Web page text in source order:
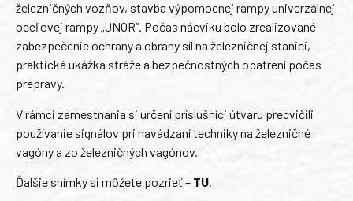
železničných vozňov, stavba výpomocnej rampy univerzálnej
oceľovej rampy „UNOR“. Počas nácviku bolo zrealizované
zabezpečenie ochrany a obrany síl na železničnej stanici,
praktická ukážka stráže a bezpečnostných opatrení počas
prepravy.
V rámci zamestnania si určení príslušníci útvaru precvičili
používanie signálov pri navádzaní techniky na železničné
vagóny a zo železničných vagónov.
Ďalšie snímky si môžete pozrieť – TU.